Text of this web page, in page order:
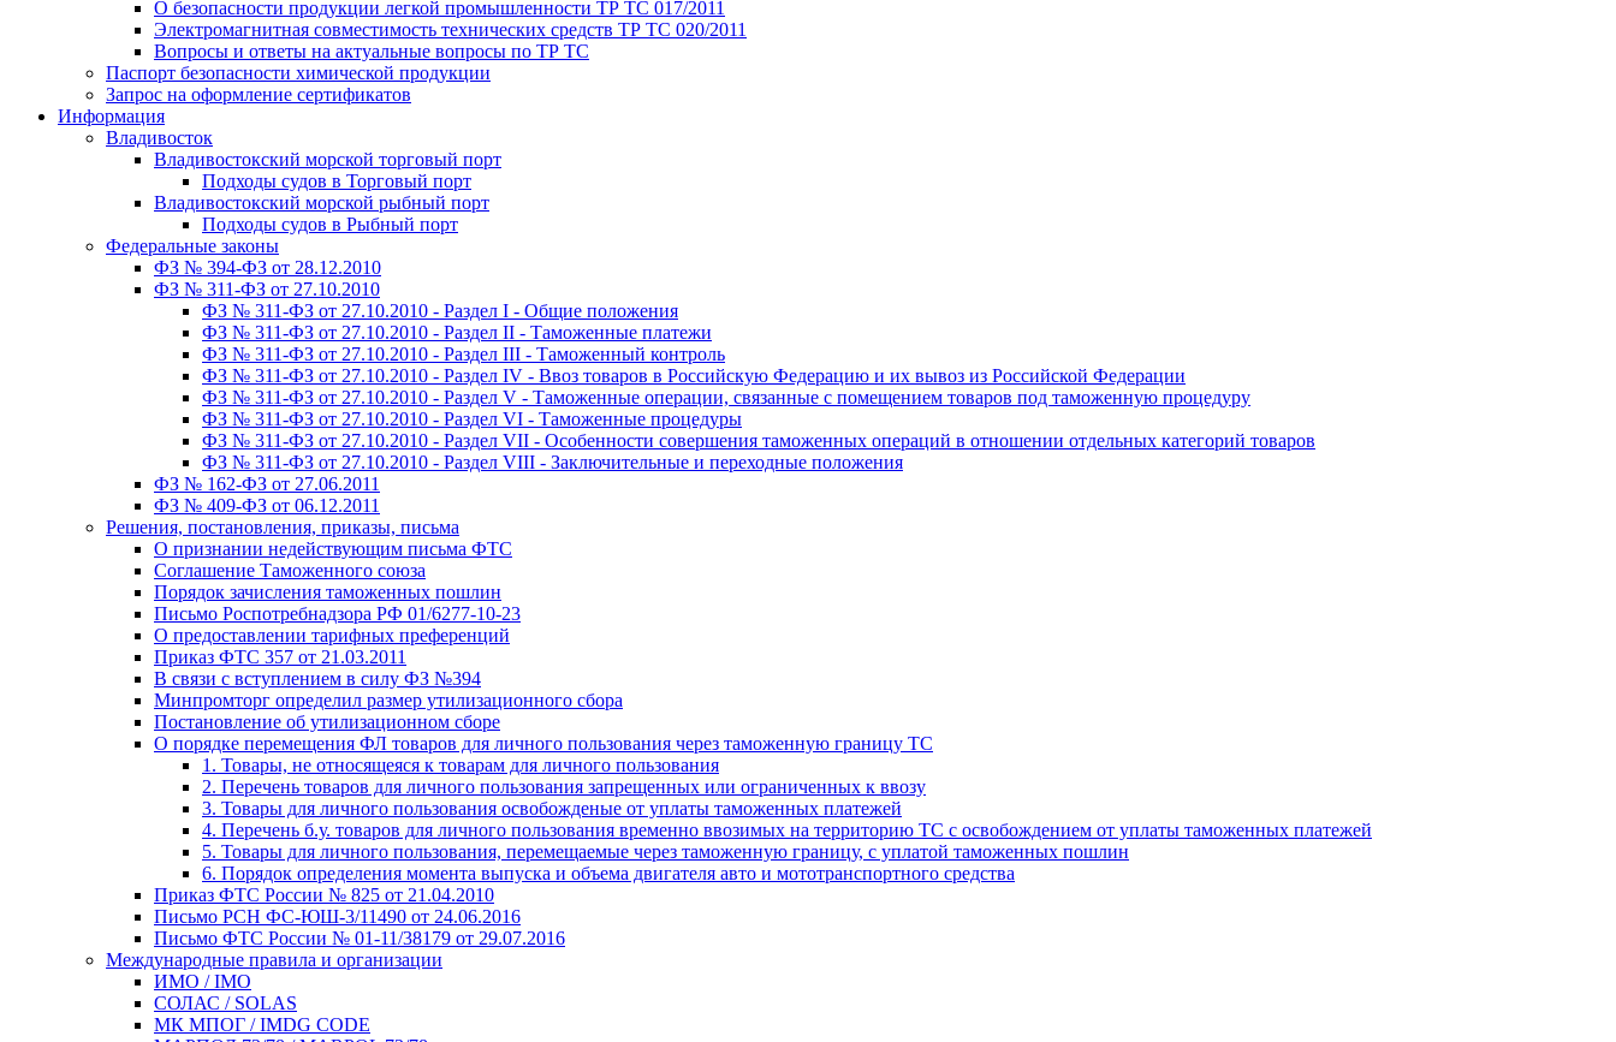
О безопасности продукции легкой промышленности ТР ТС 017/2011
Электромагнитная совместимость технических средств ТР ТС 020/2011
Вопросы и ответы на актуальные вопросы по ТР ТС
Паспорт безопасности химической продукции
Запрос на оформление сертификатов
Информация
Владивосток
Владивостокский морской торговый порт
Подходы судов в Торговый порт
Владивостокский морской рыбный порт
Подходы судов в Рыбный порт
Федеральные законы
ФЗ № 394-ФЗ от 28.12.2010
ФЗ № 311-ФЗ от 27.10.2010
ФЗ № 311-ФЗ от 27.10.2010 - Раздел I - Общие положения
ФЗ № 311-ФЗ от 27.10.2010 - Раздел II - Таможенные платежи
ФЗ № 311-ФЗ от 27.10.2010 - Раздел III - Таможенный контроль
ФЗ № 311-ФЗ от 27.10.2010 - Раздел IV - Ввоз товаров в Российскую Федерацию и их вывоз из Российской Федерации
ФЗ № 311-ФЗ от 27.10.2010 - Раздел V - Таможенные операции, связанные с помещением товаров под таможенную процедуру
ФЗ № 311-ФЗ от 27.10.2010 - Раздел VI - Таможенные процедуры
ФЗ № 311-ФЗ от 27.10.2010 - Раздел VII - Особенности совершения таможенных операций в отношении отдельных категорий товаров
ФЗ № 311-ФЗ от 27.10.2010 - Раздел VIII - Заключительные и переходные положения
ФЗ № 162-ФЗ от 27.06.2011
ФЗ № 409-ФЗ от 06.12.2011
Решения, постановления, приказы, письма
О признании недействующим письма ФТС
Соглашение Таможенного союза
Порядок зачисления таможенных пошлин
Письмо Роспотребнадзора РФ 01/6277-10-23
О предоставлении тарифных преференций
Приказ ФТС 357 от 21.03.2011
В связи с вступлением в силу ФЗ №394
Минпромторг определил размер утилизационного сбора
Постановление об утилизационном сборе
О порядке перемещения ФЛ товаров для личного пользования через таможенную границу ТС
1. Товары, не относящеяся к товарам для личного пользования
2. Перечень товаров для личного пользования запрещенных или ограниченных к ввозу
3. Товары для личного пользования освобожденые от уплаты таможенных платежей
4. Перечень б.у. товаров для личного пользования временно ввозимых на территорию ТС с освобождением от уплаты таможенных платежей
5. Товары для личного пользования, перемещаемые через таможенную границу, с уплатой таможенных пошлин
6. Порядок определения момента выпуска и объема двигателя авто и мототранспортного средства
Приказ ФТС России № 825 от 21.04.2010
Письмо РСН ФС-ЮШ-3/11490 от 24.06.2016
Письмо ФТС России № 01-11/38179 от 29.07.2016
Международные правила и организации
ИМО / IMO
СОЛАС / SOLAS
МК МПОГ / IMDG CODE